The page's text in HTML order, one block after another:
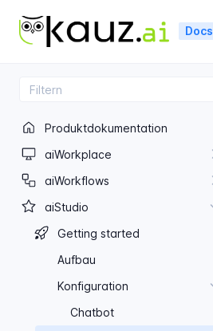
Docs
Produktdokumentation
ai​Workplace
ai​Workflows
ai​Studio
Getting started
Aufbau
Konfiguration
Chatbot